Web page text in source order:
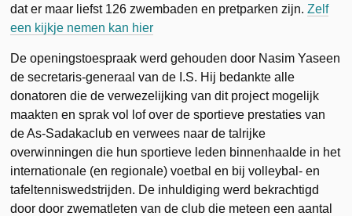
dat er maar liefst 126 zwembaden en pretparken zijn.Zelf
een kijkje nemen kan hier
De openingstoespraak werd gehouden door Nasim Yaseen
de secretaris-generaal van de I.S. Hij bedankte alle
donatoren die de verwezelijking van dit project mogelijk
maakten en sprak vol lof over de sportieve prestaties van
de As-Sadakaclub en verwees naar de talrijke
overwinningen die hun sportieve leden binnenhaalde in het
internationale (en regionale) voetbal en bij volleybal- en
tafeltenniswedstrijden. De inhuldiging werd bekrachtigd
door door zwematleten van de club die meteen een aantal